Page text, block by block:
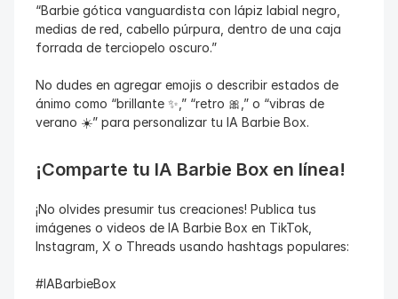
“Barbie gótica vanguardista con lápiz labial negro,
medias de red, cabello púrpura, dentro de una caja
forrada de terciopelo oscuro.”
No dudes en agregar emojis o describir estados de
ánimo como “brillante ✨,” “retro 🎀,” o “vibras de
verano ☀️” para personalizar tu IA Barbie Box.
¡Comparte tu IA Barbie Box en línea!
¡No olvides presumir tus creaciones! Publica tus
imágenes o videos de IA Barbie Box en TikTok,
Instagram, X o Threads usando hashtags populares:
#IABarbieBox